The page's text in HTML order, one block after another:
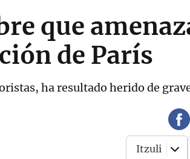
que
de París
ha resultado herido de
Itzuli